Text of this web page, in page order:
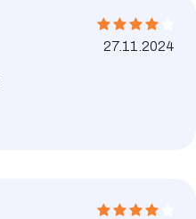
27.11.2024